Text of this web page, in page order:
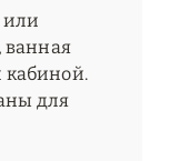
или
ванная
кабиной.
для